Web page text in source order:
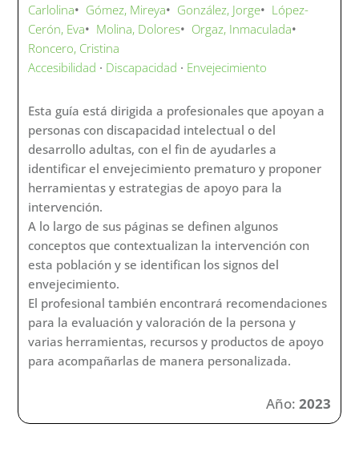
Carlolina• Gómez, Mireya• González, Jorge• López-
Cerón, Eva• Molina, Dolores• Orgaz, Inmaculada•
Roncero, Cristina
Accesibilidad · Discapacidad · Envejecimiento
Esta guía está dirigida a profesionales que apoyan a
personas con discapacidad intelectual o del
desarrollo adultas, con el fin de ayudarles a
identificar el envejecimiento prematuro y proponer
herramientas y estrategias de apoyo para la
intervención.
A lo largo de sus páginas se definen algunos
conceptos que contextualizan la intervención con
esta población y se identifican los signos del
envejecimiento.
El profesional también encontrará recomendaciones
para la evaluación y valoración de la persona y
varias herramientas, recursos y productos de apoyo
para acompañarlas de manera personalizada.
Año: 2023